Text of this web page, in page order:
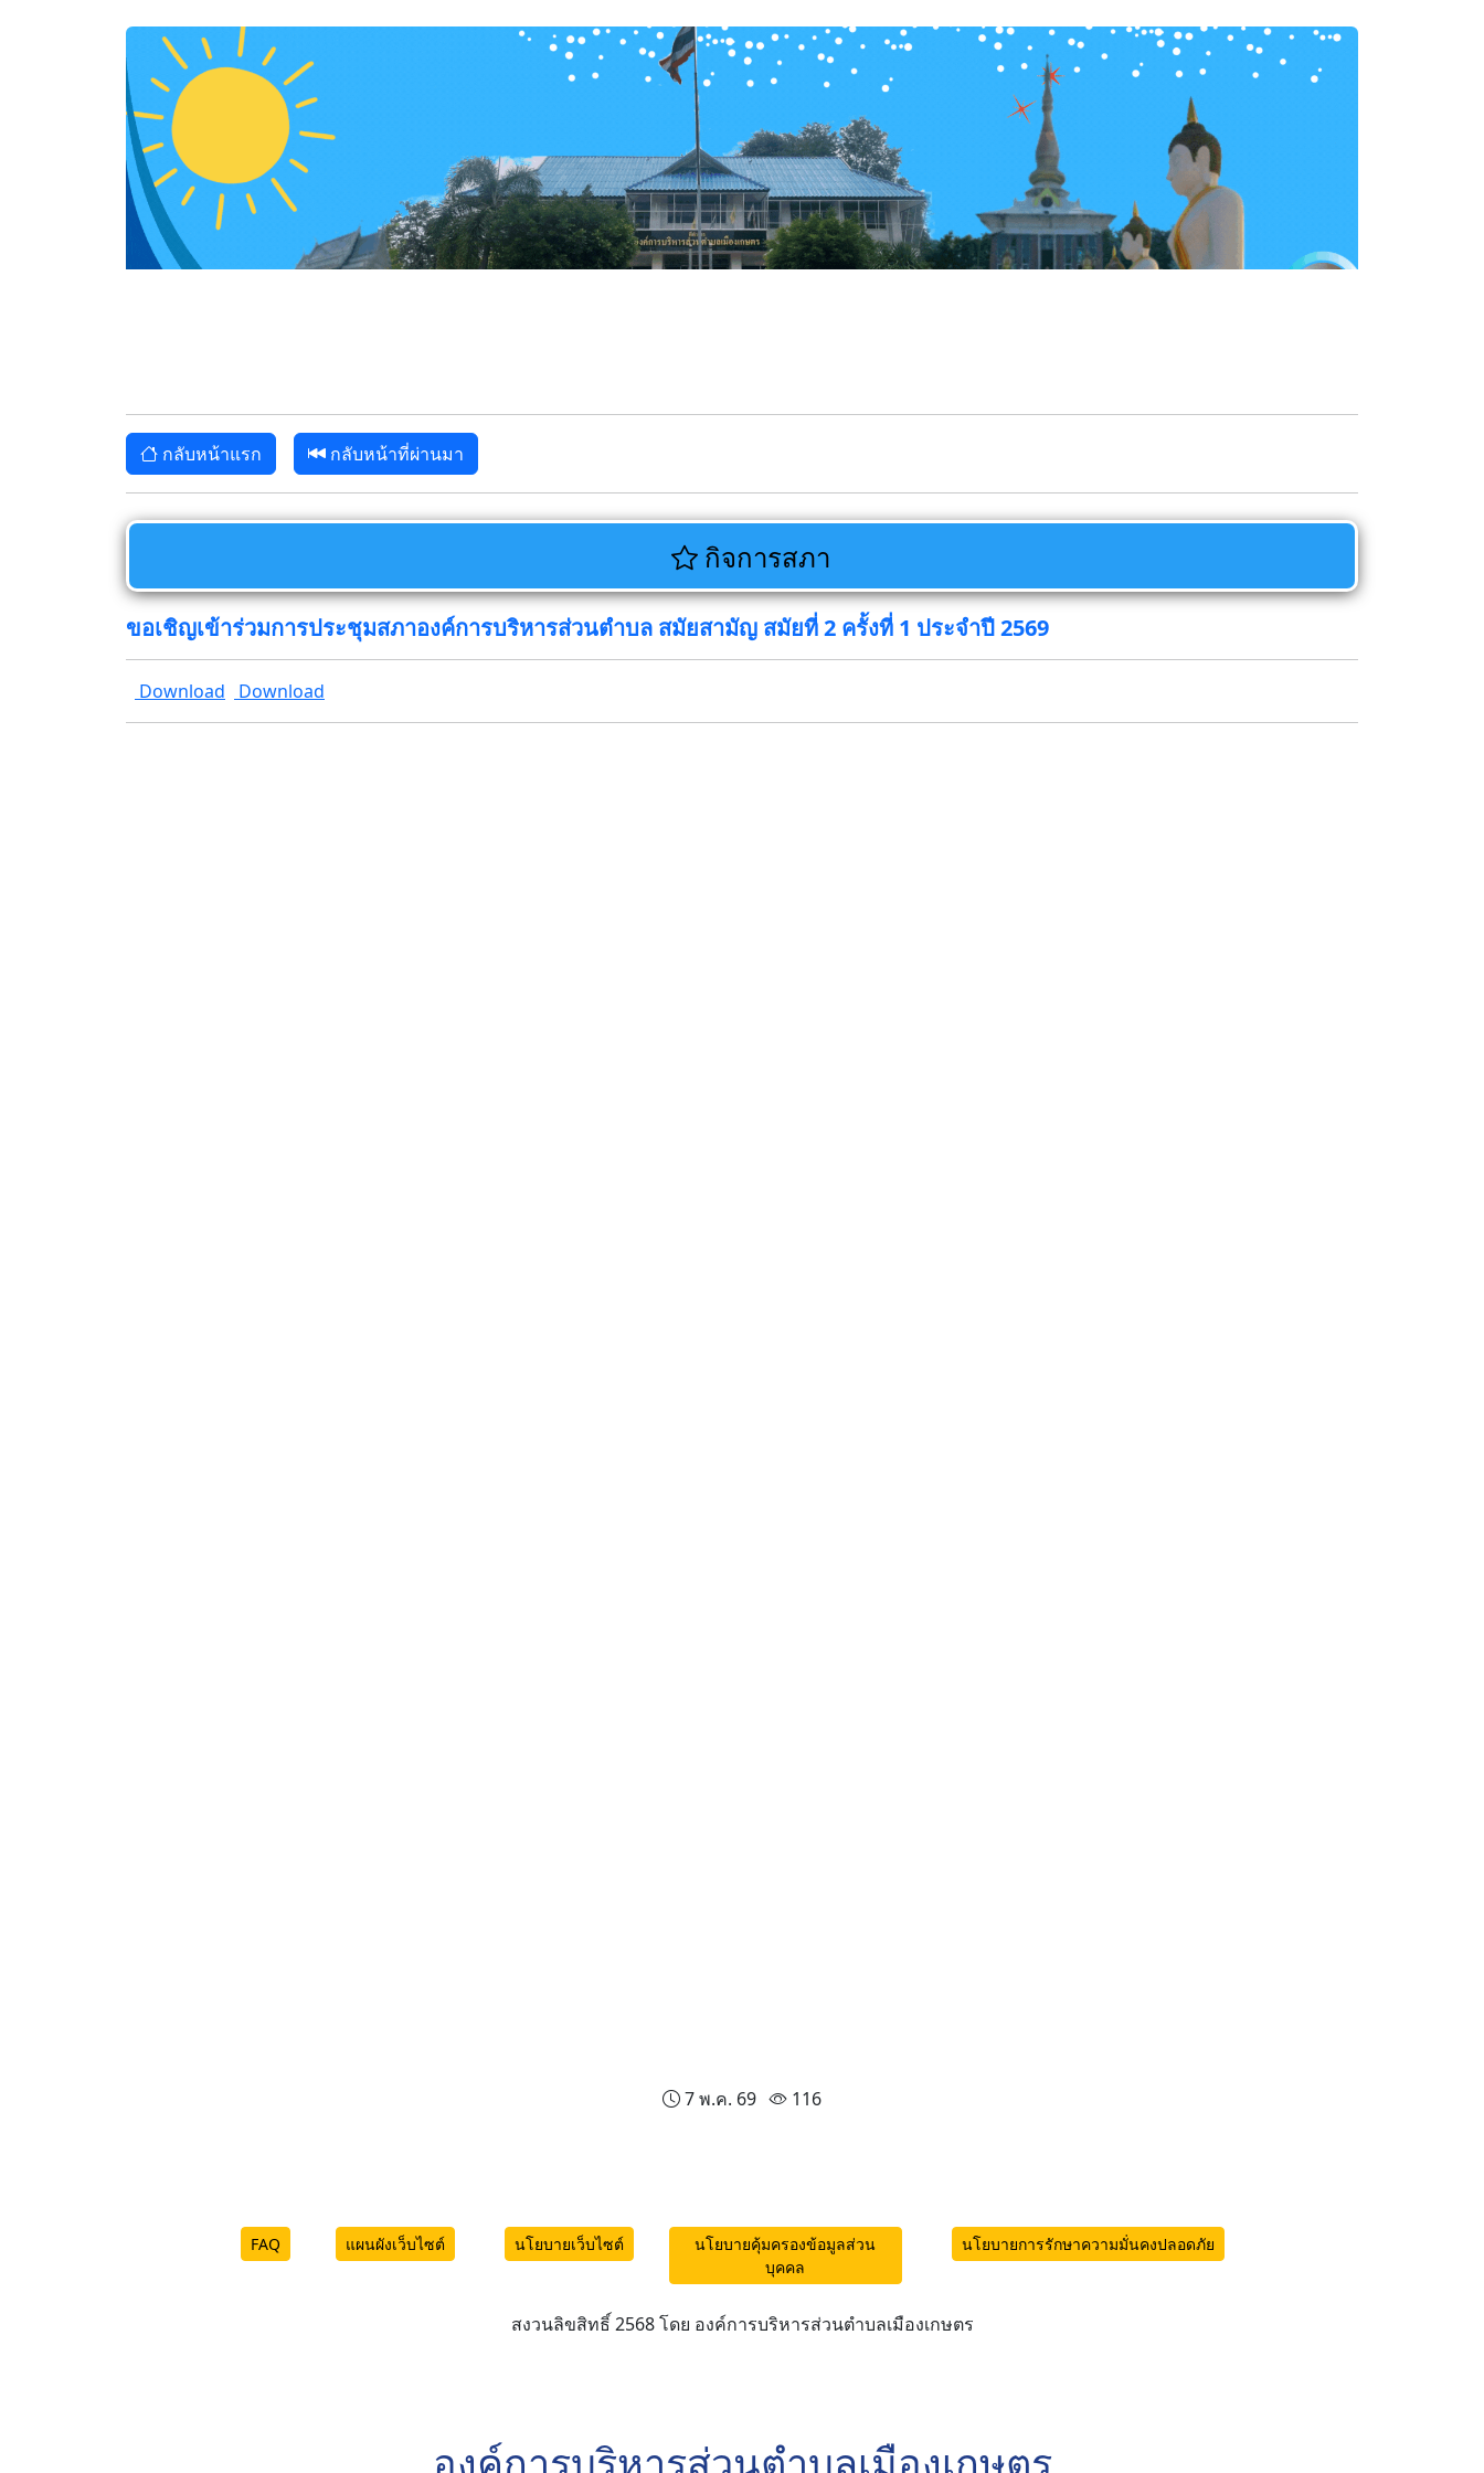
กลับหน้าแรก กลับหน้าที่ผ่านมา
กิจการสภา
ขอเชิญเข้าร่วมการประชุมสภาองค์การบริหารส่วนตำบล สมัยสามัญ สมัยที่ 2 ครั้งที่ 1 ประจำปี 2569
Download Download
7 พ.ค. 69 116
FAQ แผนผังเว็บไซต์ นโยบายเว็บไซต์
นโยบายคุ้มครองข้อมูลส่วน
บุคคล
นโยบายการรักษาความมั่นคงปลอดภัย
สงวนลิขสิทธิ์ 2568 โดย องค์การบริหารส่วนตำบลเมืองเกษตร
องค์การบริหารส่วนตำบลเมืองเกษตร